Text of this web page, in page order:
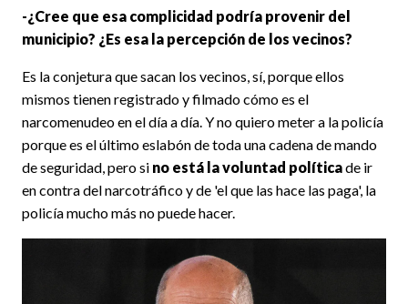
-¿Cree que esa complicidad podría provenir del
municipio? ¿Es esa la percepción de los vecinos?
Es la conjetura que sacan los vecinos, sí, porque ellos
mismos tienen registrado y filmado cómo es el
narcomenudeo en el día a día. Y no quiero meter a la policía
porque es el último eslabón de toda una cadena de mando
de seguridad, pero si no está la voluntad políticade ir
en contra del narcotráfico y de 'el que las hace las paga', la
policía mucho más no puede hacer.